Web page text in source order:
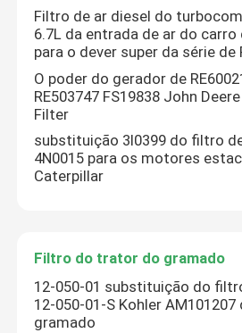
Filtro de ar diesel do
6.7L da entrada de ar do carro
para o dever super da série de
O poder do gerador de
RE503747 FS19838 John
Filter
substituição 3I0399 do filtro
4N0015 para os motores
Caterpillar
Filtro do trator do gramado
12-050-01 substituição do
12-050-01-S Kohler
gramado